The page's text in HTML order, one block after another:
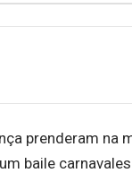
prenderam
baile